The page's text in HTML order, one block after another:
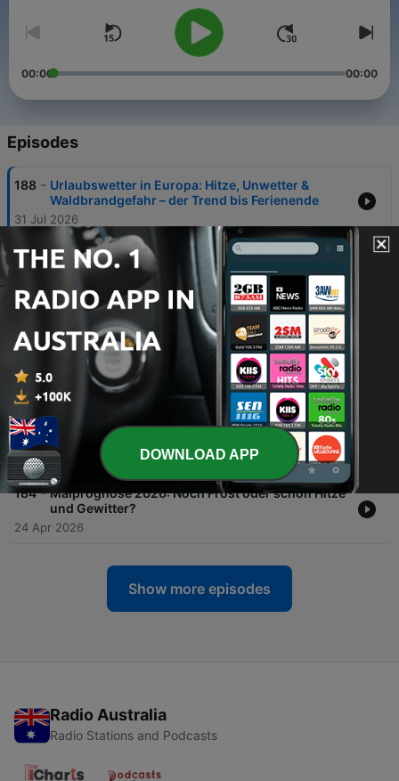
interessantes Hintergrundwissen für deinen Alltag. Am besten
sofort abonnieren, dann verpasst du keine Folge mehr! Weitere
Infos zum Wetter und Klima findest du auf www.wetter.com
00:00 00:00
Episodes
188 - Urlaubswetter in Europa: Hitze, Unwetter &
Waldbrandgefahr – der Trend bis Ferienende
31 Jul 2026
187 - Hitzemonat Juli: Meteorologin erklärt
Sommerferienwetter 2026, Unwettergefahren
05 Jun 2026
186
Von Hitzewellen, Tropennächten bis zu
Starkregen und heftigen Gewittern: Meteorologe
gibt Sommerprognose
22 May 2026
185 -
Von Hitze bis Schafskälte - Meteorologe gibt
Juniprognose im Podcast
08 May 2026
184 - Maiprognose 2026: Noch Frost oder schon Hitze
und Gewitter?
24 Apr 2026
Show more episodes
Radio Australia
Radio Stations and Podcasts
DOWNLOAD APP